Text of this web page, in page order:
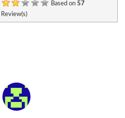
Based on 57
Review(s)